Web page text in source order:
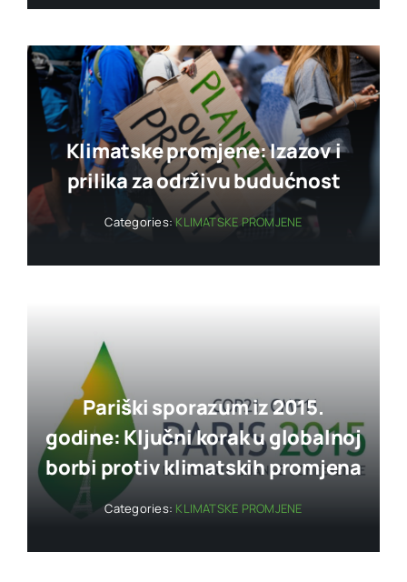
Klimatske promjene: Izazov i
prilika za održivu budućnost
Categories:KLIMATSKE PROMJENE
Pariški sporazum iz 2015.
godine: Ključni korak u globalnoj
borbi protiv klimatskih promjena
Categories: KLIMATSKE PROMJENE